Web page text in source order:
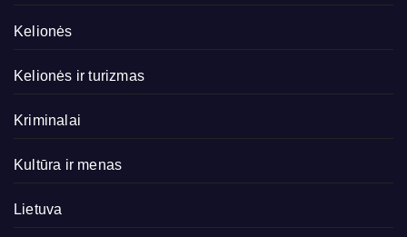
Kelionės
Kelionės ir turizmas
Kriminalai
Kultūra ir menas
Lietuva